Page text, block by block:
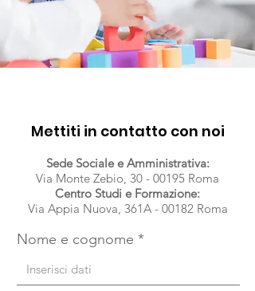
Mettiti in contatto con noi
Sede Sociale e Amministrativa:
Via Monte Zebio, 30 - 00195 Roma
Centro Studi e Formazione:
Via Appia Nuova, 361A - 00182 Roma
Nome e cognome